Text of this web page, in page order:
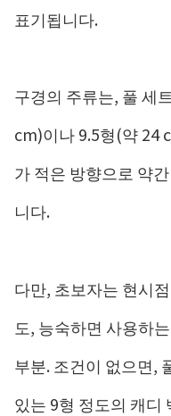
표기됩니다.
구경의 주류는, 풀 세
cm)이나 9.5형(약 24
가 적은 방향으로 약
니다.
다만, 초보자는 현시
도, 능숙하면 사용하
부분. 조건이 없으면,
있는 9형 정도의 캐디